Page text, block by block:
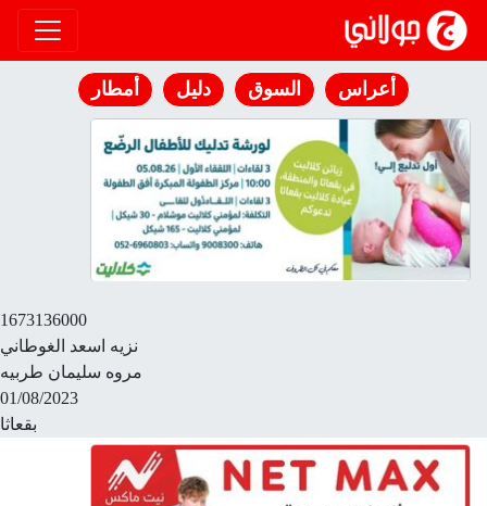
انتقل إلى المحتوى
أعراس السوق دليل أمطار
1673136000
نزيه اسعد الغوطاني
مروه سليمان طربيه
01/08/2023
بقعاثا